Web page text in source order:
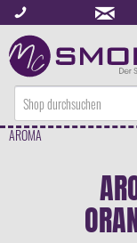
AROMA